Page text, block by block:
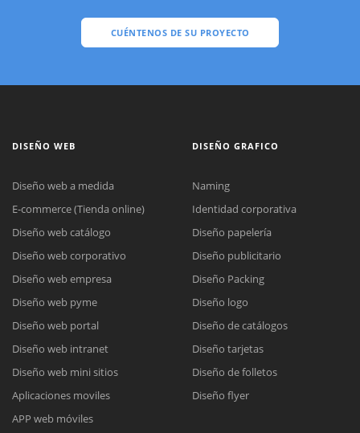
CUÉNTENOS DE SU PROYECTO
DISEÑO WEB
Diseño web a medida
E-commerce (Tienda online)
Diseño web catálogo
Diseño web corporativo
Diseño web empresa
Diseño web pyme
Diseño web portal
Diseño web intranet
Diseño web mini sitios
Aplicaciones moviles
APP web móviles
DISEÑO GRAFICO
Naming
Identidad corporativa
Diseño papelería
Diseño publicitario
Diseño Packing
Diseño logo
Diseño de catálogos
Diseño tarjetas
Diseño de folletos
Diseño flyer